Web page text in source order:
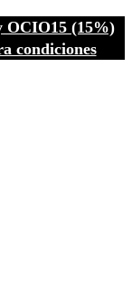
OCIO15 (15%)
condiciones